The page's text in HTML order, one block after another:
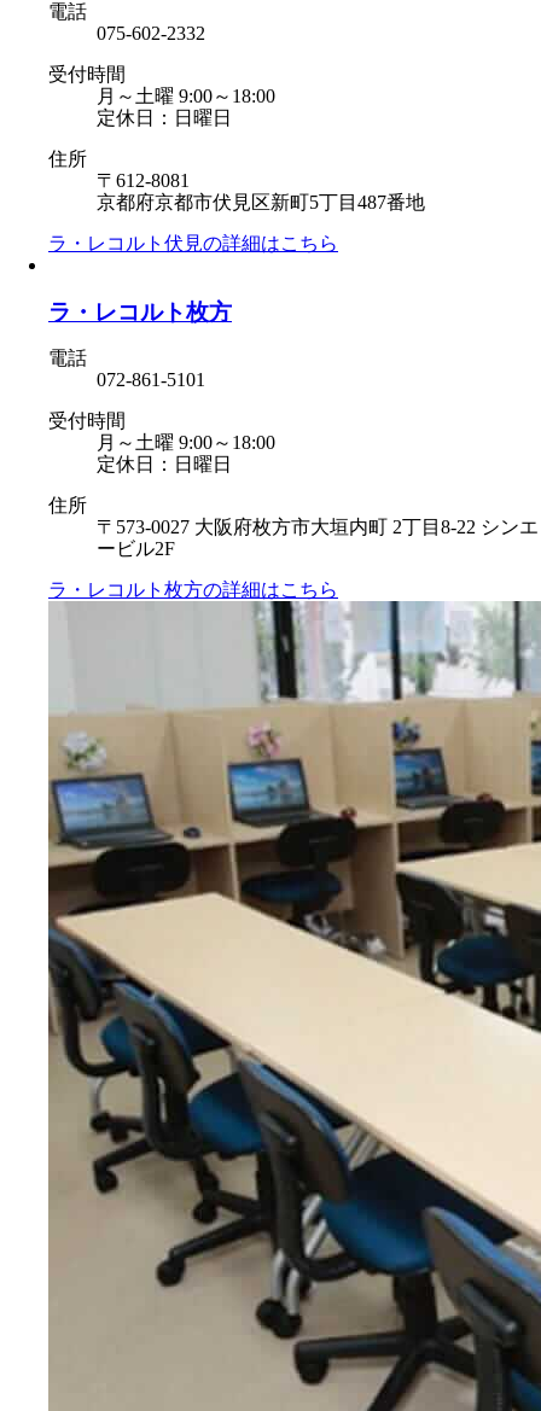
電話
075-602-2332
受付時間
月～土曜 9:00～18:00
定休日：日曜日
住所
〒612-8081
京都府京都市伏見区新町5丁目487番地
ラ・レコルト伏見の詳細はこちら
ラ・レコルト枚方
電話
072-861-5101
受付時間
月～土曜 9:00～18:00
定休日：日曜日
住所
〒573-0027 大阪府枚方市大垣内町 2丁目8-22 シンエ
ービル2F
ラ・レコルト枚方の詳細はこちら